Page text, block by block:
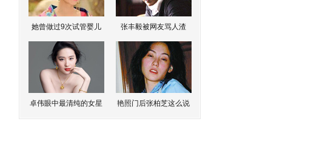
她曾做过9次试管婴儿 张丰毅被网友骂人渣
卓伟眼中最清纯的女星 艳照门后张柏芝这么说